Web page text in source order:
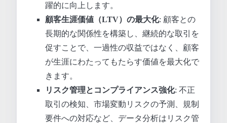
躍的に向上します。
顧客生涯価値（LTV）の最大化: 顧客との
長期的な関係性を構築し、継続的な取引を
促すことで、一過性の収益ではなく、顧客
が生涯にわたってもたらす価値を最大化で
きます。
リスク管理とコンプライアンス強化: 不正
取引の検知、市場変動リスクの予測、規制
要件への対応など、データ分析はリスク管